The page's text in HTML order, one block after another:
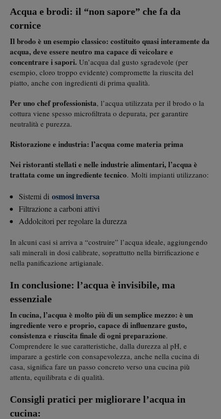
Acqua e brodi: il “non sapore” che fa da
cornice
Il brodo è un esempio classico: costituito quasi interamente da
acqua, deve essere neutro ma capace di veicolare e
concentrare i sapori. Un’acqua dal gusto sgradevole (per
esempio, cloro troppo evidente) compromette la riuscita del
piatto, anche con ingredienti di prima qualità.
Per uno chef professionista, l’acqua utilizzata per il brodo o la
cottura viene spesso microfiltrata o depurata, per garantire
neutralità e purezza.
Ristorazione e industria: l’acqua come materia prima
Nei ristoranti stellati e nelle industrie alimentari, l’acqua è
trattata come un ingrediente tecnico. Molti impianti utilizzano:
Sistemi di osmosi inversa
Filtrazione a carboni attivi
Addolcitori per regolare la durezza
In alcuni casi si arriva a “costruire” l’acqua ideale, aggiungendo
sali minerali in dosi calibrate, soprattutto nella birrificazione e
nella panificazione artigianale.
In conclusione: l’acqua è invisibile, ma
essenziale
In cucina, l’acqua è molto più di un semplice mezzo: è un
ingrediente vero e proprio, capace di influenzare gusto,
consistenza e riuscita finale di ogni preparazione.
Comprendere le sue caratteristiche, dalla durezza al pH, e
imparare a gestirle con consapevolezza, anche nella cucina di
casa, significa fare un passo concreto verso una cucina più
attenta, equilibrata e di qualità.
Consigli pratici per migliorare l’acqua in
cucina: